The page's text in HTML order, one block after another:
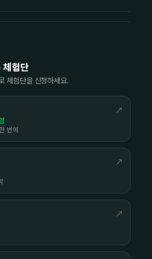
험단
체험단을 신청하세요.
↗
번에
↗
↗